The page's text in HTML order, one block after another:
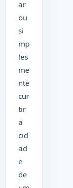
ar
ou
si
mp
les
me
nte
cur
tir
a
cid
ad
e
de